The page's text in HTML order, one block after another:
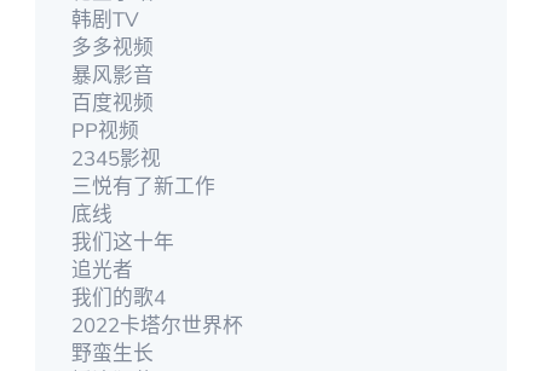
韩剧TV
多多视频
暴风影音
百度视频
PP视频
2345影视
三悦有了新工作
底线
我们这十年
追光者
我们的歌4
2022卡塔尔世界杯
野蛮生长